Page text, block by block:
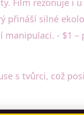
přináší silné
- $1 –
s tvůrci, což